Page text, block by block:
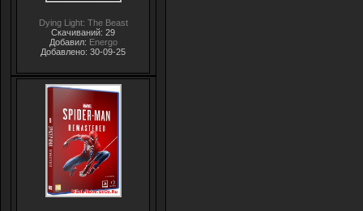
Dying Light: The Beast
Скачиваний: 29
Добавил: Energo
Добавлено: 30-09-25